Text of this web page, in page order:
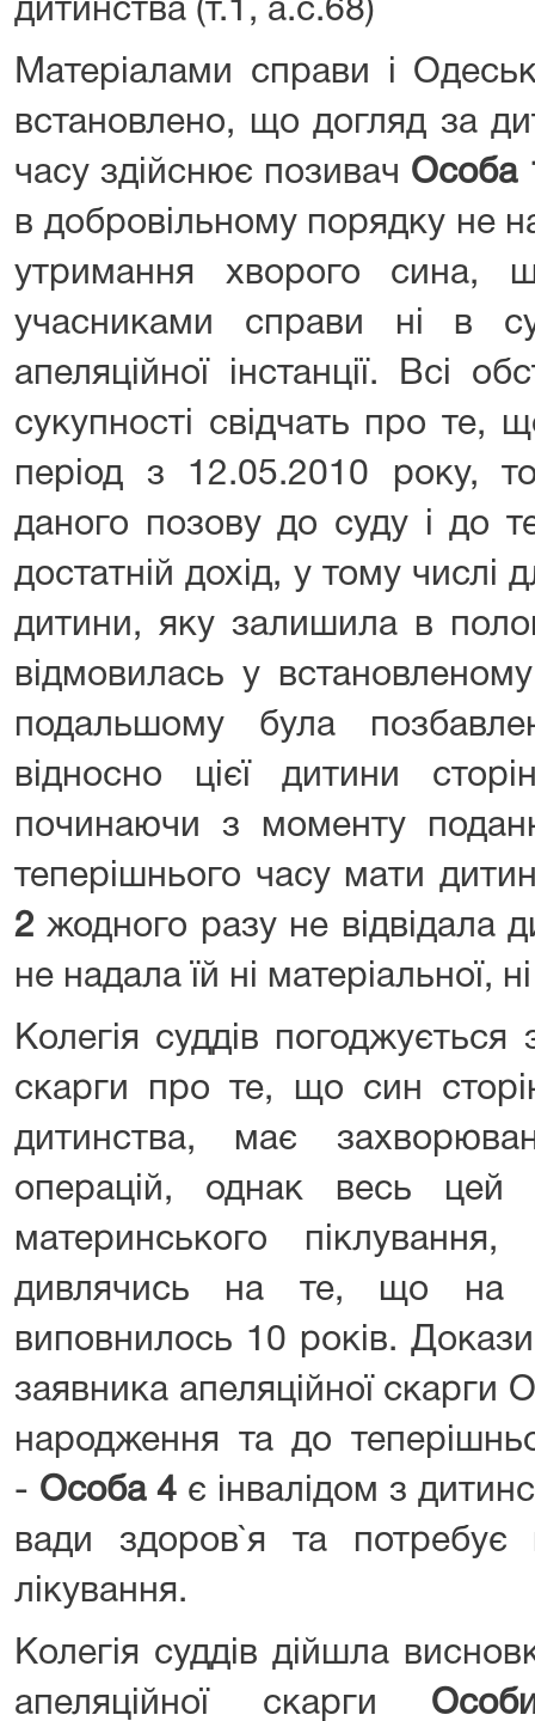
дитинства (т.1, а.с.68)
Матеріалами справи і
встановлено, що догляд за
часу здійснює позивач Особа
в добровільному порядку не
утримання хворого сина,
учасниками справи ні в
апеляційної інстанції. Всі
сукупності свідчать про те,
період з 12.05.2010 року,
даного позову до суду і до
достатній дохід, у тому числі
дитини, яку залишила в
відмовилась у
подальшому була
відносно цієї дитини
починаючи з моменту
теперішнього часу мати
2 жодного разу не відвідала
не надала їй ні матеріальної,
Колегія суддів погоджується
скарги про те, що син
дитинства, має
операцій, однак весь цей
материнського
дивлячись на те, що на
виповнилось 10 років.
заявника апеляційної
народження та до
- Особа 4 є інвалідом з
вади здоров`я та потребує
лікування.
Колегія суддів дійшла
апеляційної скарги